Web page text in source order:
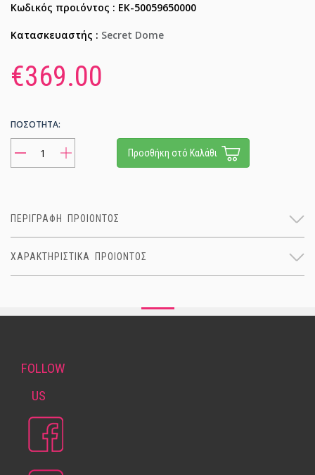
Κωδικός προιόντος : EK-50059650000
Κατασκευαστής : Secret Dome
€369.00
ΠΟΣΟΤΗΤΑ:
Προσθήκη στό Καλάθι
ΠΕΡΙΓΡΑΦΗ ΠΡΟΙΟΝΤΟΣ
ΧΑΡΑΚΤΗΡΙΣΤΙΚΑ ΠΡΟΙΟΝΤΟΣ
FOLLOW
US